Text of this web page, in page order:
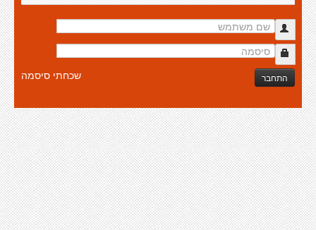
התחבר שכחתי סיסמה